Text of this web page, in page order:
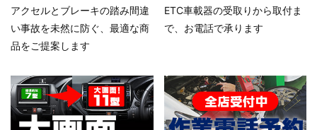
アクセルとブレーキの踏み間違
い事故を未然に防ぐ、最適な商
品をご提案します
ETC車載器の受取りから取付ま
で、お電話で承ります